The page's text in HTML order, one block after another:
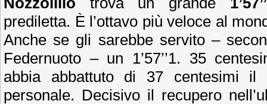
prediletta. È l’ottavo più veloce al
Anche se gli sarebbe servito –
Federnuoto – un 1’57’’1. 35
abbia abbattuto di 37 centesimi il
personale. Decisivo il recupero